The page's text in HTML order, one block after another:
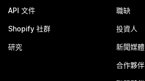
API 文件
Shopify 社群
研究
職缺
投資人
新聞媒體
合作夥伴